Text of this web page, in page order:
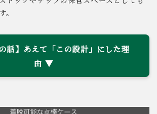
。
話】あえて「この設計」にした理
由